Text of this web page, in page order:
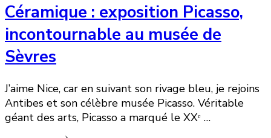
Céramique : exposition Picasso,
incontournable au musée de
Sèvres
J’aime Nice, car en suivant son rivage bleu, je rejoins
Antibes et son célèbre musée Picasso. Véritable
géant des arts, Picasso a marqué le XXᵉ …